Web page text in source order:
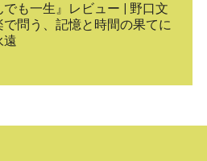
でも一生』レビュー | 野口文
で問う、記憶と時間の果てに
遠